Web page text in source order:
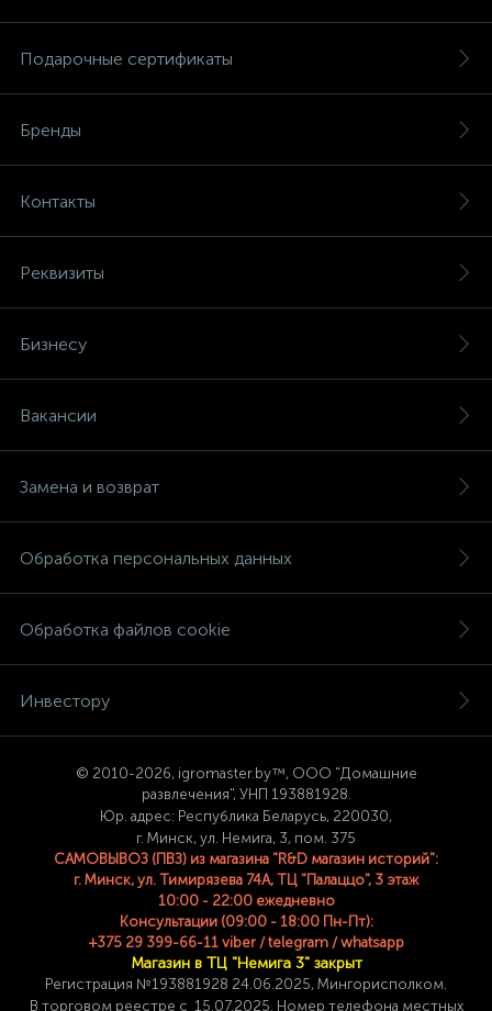
Подарочные сертификаты
Бренды
Контакты
Реквизиты
Бизнесу
Вакансии
Замена и возврат
Обработка персональных данных
Обработка файлов cookie
Инвестору
© 2010-2026, igromaster.by™, ООО "Домашние
развлечения", УНП 193881928.
Юр. адрес: Республика Беларусь, 220030,
г. Минск, ул. Немига, 3, пом. 375
САМОВЫВОЗ (ПВЗ) из магазина "R&D магазин историй":
г. Минск, ул. Тимирязева 74A, ТЦ "Палаццо", 3 этаж
10:00 - 22:00 ежедневно
Консультации (09:00 - 18:00 Пн-Пт):
+375 29 399-66-11 viber / telegram / whatsapp
Магазин в ТЦ "Немига 3" закрыт
Регистрация №193881928 24 .06.2025, Мингорисполком.
В торговом реестре с 15.07.2025. Номер телефона местных